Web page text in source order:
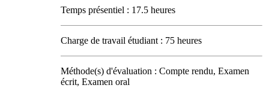
Temps présentiel : 17.5 heures
Charge de travail étudiant : 75 heures
Méthode(s) d'évaluation : Compte rendu, Examen
écrit, Examen oral